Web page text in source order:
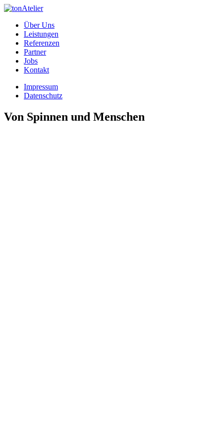
Über Uns
Leistungen
Referenzen
Partner
Jobs
Kontakt
Impressum
Datenschutz
Von Spinnen und Menschen